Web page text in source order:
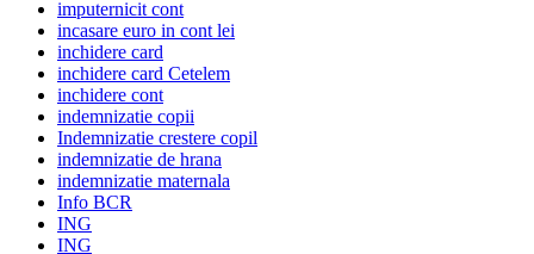
imputernicit cont
incasare euro in cont lei
inchidere card
inchidere card Cetelem
inchidere cont
indemnizatie copii
Indemnizatie crestere copil
indemnizatie de hrana
indemnizatie maternala
Info BCR
ING
ING